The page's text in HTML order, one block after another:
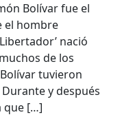
Bolívar fue el
el hombre
nació
de los
tuvieron
y después
que […]